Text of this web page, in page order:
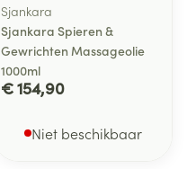
Sjankara
Sjankara Spieren &
Gewrichten Massageolie
1000ml
€ 154,90
Niet beschikbaar